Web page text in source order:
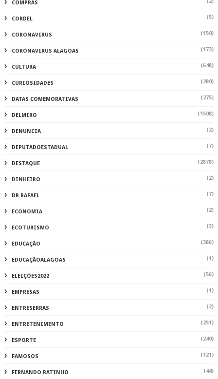
COMPRAS
CORDEL (5)
CORONAVIRUS (150)
CORONAVIRUS ALAGOAS (173)
CULTURA (648)
CURIOSIDADES (280)
DATAS COMEMORATIVAS (275)
DELMIRO (1508)
DENUNCIA (2)
DEPUTADOESTADUAL (7)
DESTAQUE (2878)
DINHEIRO (2)
DR.RAFAEL (7)
ECONOMIA (2)
ECOTURISMO (3)
EDUCAÇÃO (386)
EDUCAÇÃOALAGOAS (1)
ELEIÇÕES2022 (56)
EMPRESAS (1)
ENTRESERRAS (2)
ENTRETENIMENTO (251)
ESPORTE (240)
FAMOSOS (121)
FERNANDO RATINHO (44)